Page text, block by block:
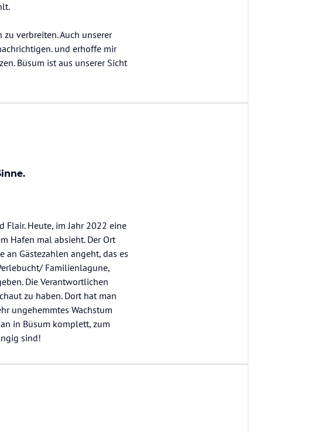
verbreiten. Auch unserer
und erhoffe mir
Büsum ist aus unserer Sicht
Flair. Heute, im Jahr 2022 eine
Hafen mal absieht. Der Ort
Gästezahlen angeht, das es
Familienlagune,
Die Verantwortlichen
zu haben. Dort hat man
ungehemmtes Wachstum
in Büsum komplett, zum
sind!